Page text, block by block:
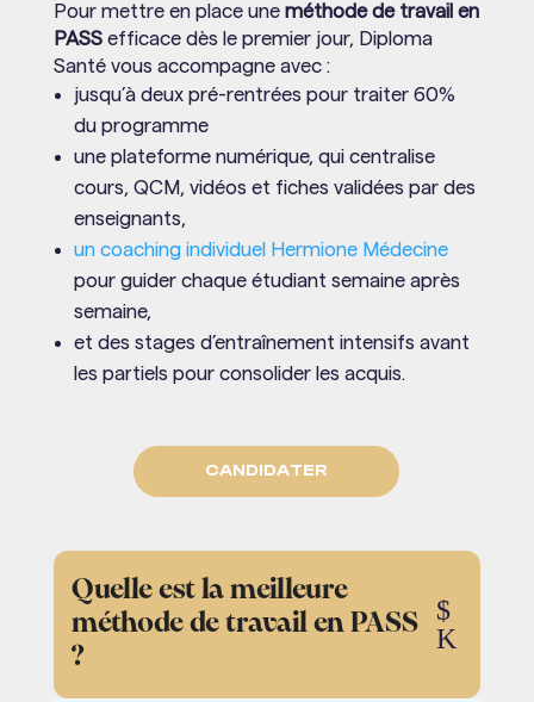
Pour mettre en place une méthode de travail en
PASSefficace dès le premier jour, Diploma
Santé vous accompagne avec :
jusqu’à deux pré-rentrées pour traiter 60%
du programme
une plateforme numérique, qui centralise
cours, QCM, vidéos et fiches validées par des
enseignants,
un coaching individuel Hermione Médecine
pour guider chaque étudiant semaine après
semaine,
et des stages d’entraînement intensifs avant
les partiels pour consolider les acquis.
CANDIDATER
Quelle est la meilleure
méthode de travail en PASS
?
$
K